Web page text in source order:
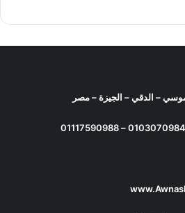
–
01117590988